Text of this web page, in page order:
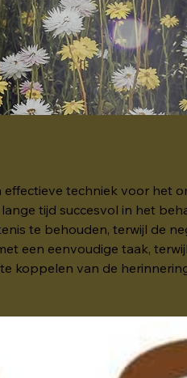
techniek voor het
tijd succesvol in het
te behouden, terwijl de
een eenvoudige taak,
koppelen van de